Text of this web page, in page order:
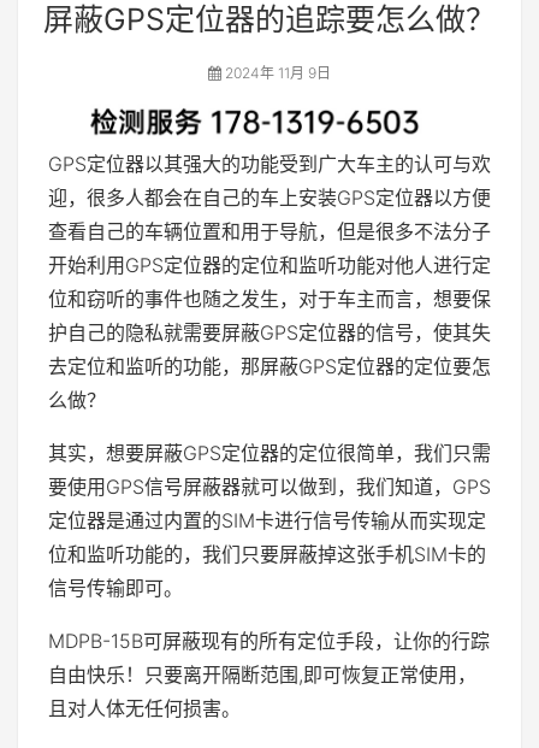
屏蔽GPS定位器的追踪要怎么做？
2024年 11月 9日
GPS定位器以其强大的功能受到广大车主的认可与欢
迎，很多人都会在自己的车上安装GPS定位器以方便
查看自己的车辆位置和用于导航，但是很多不法分子
开始利用GPS定位器的定位和监听功能对他人进行定
位和窃听的事件也随之发生，对于车主而言，想要保
护自己的隐私就需要屏蔽GPS定位器的信号，使其失
去定位和监听的功能，那屏蔽GPS定位器的定位要怎
么做？
其实，想要屏蔽GPS定位器的定位很简单，我们只需
要使用GPS信号屏蔽器就可以做到，我们知道，GPS
定位器是通过内置的SIM卡进行信号传输从而实现定
位和监听功能的，我们只要屏蔽掉这张手机SIM卡的
信号传输即可。
MDPB-15B可屏蔽现有的所有定位手段，让你的行踪
自由快乐！只要离开隔断范围,即可恢复正常使用，
且对人体无任何损害。